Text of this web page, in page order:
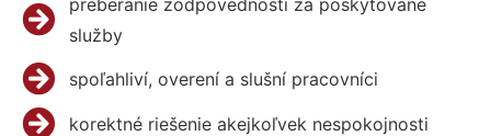
služby
spoľahliví, overení a slušní pracovníci
korektné riešenie akejkoľvek nespokojnosti